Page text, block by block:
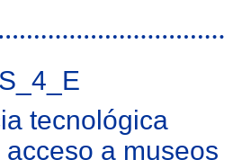
tecnológica
a museos